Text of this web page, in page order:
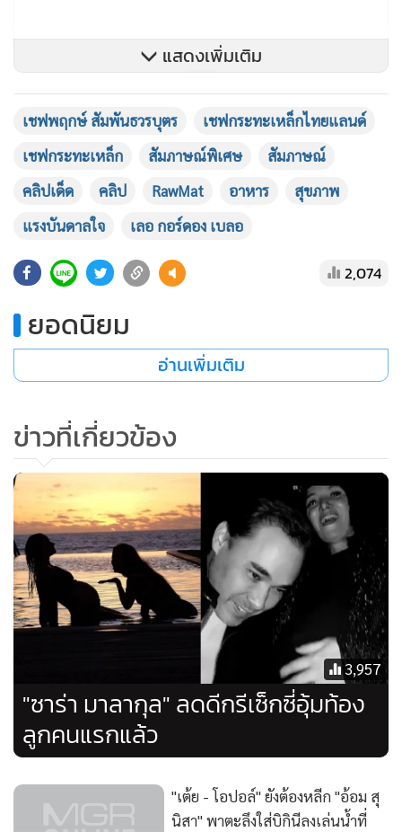
A post shared by LIVE Style (@livestyle.official)onJan 13, 2020 at 1:05am PST
กาล” สู่ “แชมป์เชฟกระทะเหล็กประเทศไทย”
สัมภาษณ์: ทีมข่าว MGR Live
คลิป: อิสสริยา อาชวานันทกุล
ภาพเคลื่อนไหว: กีรติ เอี่ยมโสภณ, อิสสริยา อาชวานันทกุล
ขอบคุณภาพ: ขอบคุณภาพ:แฟนเพจ “RawMat”
“IRON
CHEF Thailand”และอินสตาแกรม@rawmatbox @pruek
ไลฟ์สไตล์บันดาลใจ+ประเด็นสดใหม่ได้ที่นี่!!
**
แสดงเพิ่มเติม
เชฟพฤกษ์ สัมพันธวรบุตร
เชฟกระทะเหล็กไทยแลนด์
เชฟกระทะเหล็ก
สัมภาษณ์พิเศษ
สัมภาษณ์
คลิปเด็ด
คลิป RawMat อาหาร
สุขภาพ
แรงบันดาลใจ
เลอ กอร์ดอง เบลอ
2,074
ยอดนิยม
อ่านเพิ่มเติม
ข่าวที่เกี่ยวข้อง
3,957
"ซาร่า มาลากุล" ลดดีกรีเซ็กซี่อุ้มท้อง
ลูกคนแรกแล้ว
"เต้ย - โอปอล์" ยังต้องหลีก "อ้อม สุ
นิสา" พาตะลึงใส่บิกินีลงเล่นน้ำที่